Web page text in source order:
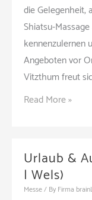
die Gelegenheit,
Shiatsu-
kennenzulernen
Angeboten vor
Vitzthum freut
Entspannt
SELGROS
am
28.
Read More »
Urlaub &
| Wels)
Messe/ By Firma